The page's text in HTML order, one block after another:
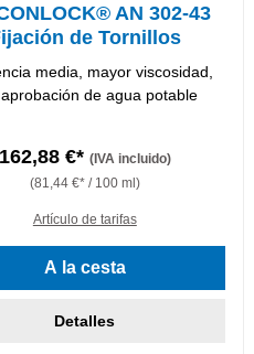
AN 302-43
de Tornillos
media, mayor viscosidad,
de agua potable
€* (IVA incluido)
(81,44 €* / 100 ml)
Artículo de tarifas
A la cesta
Detalles